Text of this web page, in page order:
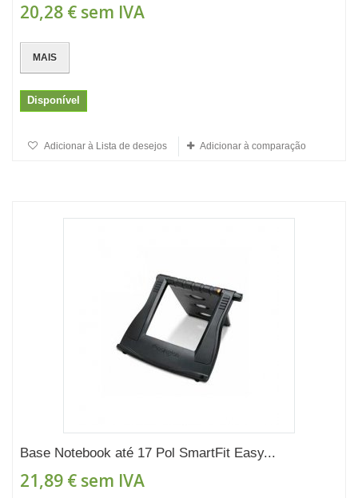
20,28 € sem IVA
MAIS
Disponível
Adicionar à Lista de desejos Adicionar à comparação
Base Notebook até 17 Pol SmartFit Easy...
21,89 € sem IVA